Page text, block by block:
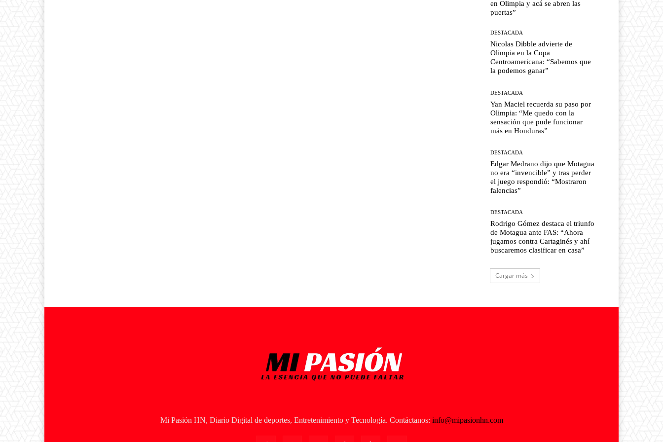
en Olimpia y acá se abren las
puertas”
DESTACADA
Nicolas Dibble advierte de
Olimpia en la Copa
Centroamericana: “Sabemos que
la podemos ganar”
DESTACADA
Yan Maciel recuerda su paso por
Olimpia: “Me quedo con la
sensación que pude funcionar
más en Honduras”
DESTACADA
Edgar Medrano dijo que Motagua
no era “invencible” y tras perder
el juego respondió: “Mostraron
falencias”
DESTACADA
Rodrigo Gómez destaca el triunfo
de Motagua ante FAS: “Ahora
jugamos contra Cartaginés y ahí
buscaremos clasificar en casa”
Cargar más
Mi Pasión HN, Diario Digital de deportes, Entretenimiento y Tecnología. Contáctanos: info@mipasionhn.com